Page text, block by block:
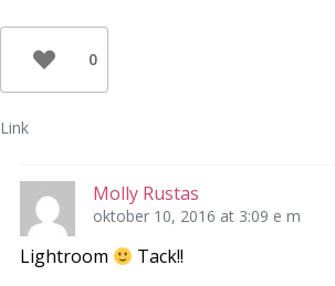
0
Link
Molly Rustas
oktober 10, 2016 at 3:09 e m
Lightroom Tack!!